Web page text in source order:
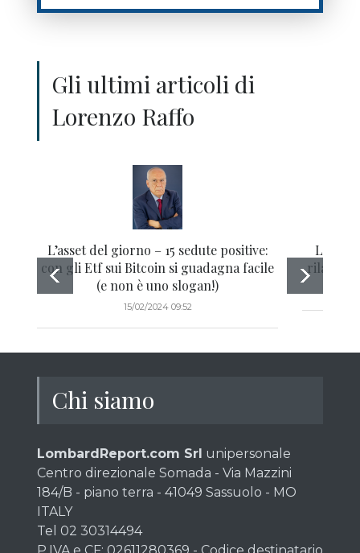
Gli ultimi articoli di
Lorenzo Raffo
L’asset del giorno – 15 sedute positive:
con gli Etf sui Bitcoin si guadagna facile
(e non è uno slogan!)
15/02/2024 09:52
Le
rilancia
Chi siamo
LombardReport.com Srl unipersonale
Centro direzionale Somada - Via Mazzini
184/B - piano terra - 41049 Sassuolo - MO
ITALY
Tel 02 30314494